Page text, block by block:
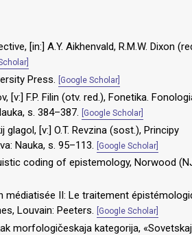
[in:] A.Y. Aikhenvald, R.M.W. Dixon
Press. [Google Scholar]
F.P. Filin (otv. red.), Fonetika.
s. 384–387.
[Google Scholar]
glagol, [v:] O.T. Revzina (sost.), Principy
Nauka, s. 95–113.
[Google Scholar]
coding of epistemology, Norwood
médiatisée II: Le traitement
Louvain: Peeters.
[Google Scholar]
morfologičeskaja kategorija,